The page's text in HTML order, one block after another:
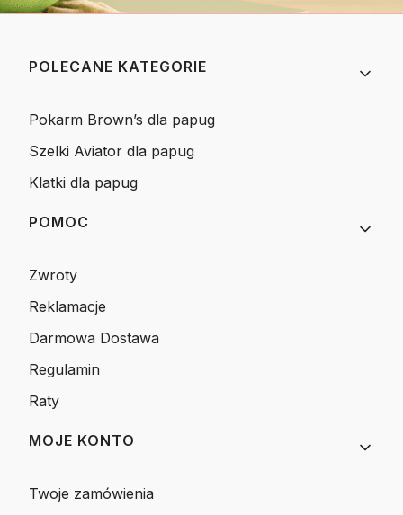
Linki w stopce
POLECANE KATEGORIE
Pokarm Brown’s dla papug
Szelki Aviator dla papug
Klatki dla papug
POMOC
Zwroty
Reklamacje
Darmowa Dostawa
Regulamin
Raty
MOJE KONTO
Twoje zamówienia